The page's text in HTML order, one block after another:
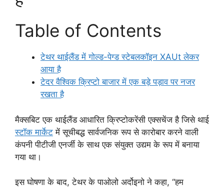
Table of Contents
टेथर थाईलैंड में गोल्ड-पेग्ड स्टेबलकॉइन XAUt लेकर
आया है
टेदर वैश्विक क्रिप्टो बाजार में एक बड़े पड़ाव पर नजर
रखता है
मैक्सबिट एक थाईलैंड आधारित क्रिप्टोकरेंसी एक्सचेंज है जिसे थाई
स्टॉक मार्केट में सूचीबद्ध सार्वजनिक रूप से कारोबार करने वाली
कंपनी पीटीजी एनर्जी के साथ एक संयुक्त उद्यम के रूप में बनाया
गया था।
इस घोषणा के बाद, टेथर के पाओलो अर्दोइनो ने कहा, “हम